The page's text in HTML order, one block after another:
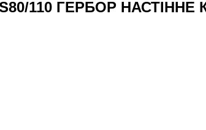
110 ГЕРБОР НАСТІННЕ